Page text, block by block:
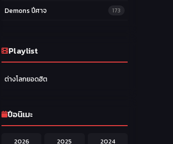
Demons ปีศาจ 173
Ecchi หื่น
Harem ฮาเร็ม 60
Playlist
ต่างโลกยอดฮิต
ปีอนิเมะ
2026 2025 2024